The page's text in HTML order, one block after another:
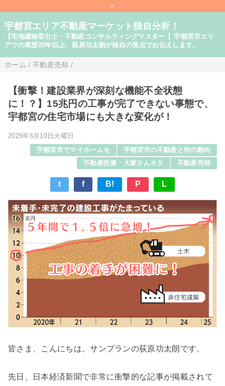
=
宇都宮エリア不動産マーケット独自分析！
【宅地建物取引士・不動産コンサルティングマスター 】宇都宮市エリ
アでの業歴20年以上、荻原功太朗が独自の視点でお伝えします。
ホーム / 不動産売却 /
【衝撃！建設業界が深刻な機能不全状態
に！？】15兆円の工事が完了できない事態で、
宇都宮の住宅市場にも大きな変化が！
2025年6月10日火曜日
宇都宮市でマイホームを
宇都宮市の不動産と街の動向
不動産投資・大家さんネタ
不動産売却
t f B! P L
皆さま、こんにちは。サンプランの荻原功太朗です。
先日、日本経済新聞で非常に衝撃的な記事が掲載されて